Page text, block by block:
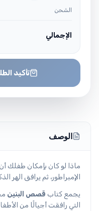
الشحن
الإجمالي
تأكيد
الوصف
ماذا لو كان بإمكان طفلك
الإمبراطور، ثم يرافق
يجمع كتاب قصص البنين
التي رافقت أجيالًا من